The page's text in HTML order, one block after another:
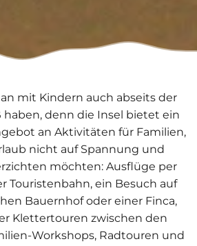
mit Kindern auch abseits der
haben, denn die Insel bietet ein
an Aktivitäten für Familien,
nicht auf Spannung und
möchten: Ausflüge per
Touristenbahn, ein Besuch auf
Bauernhof oder einer Finca,
Klettertouren zwischen den
Workshops, Radtouren und